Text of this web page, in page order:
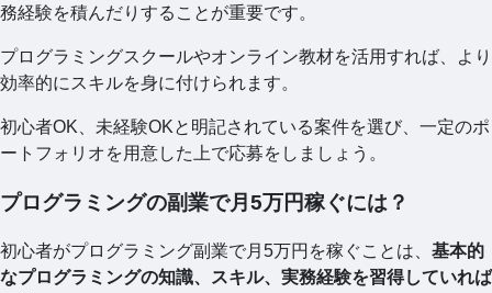
務経験を積んだりすることが重要です。
プログラミングスクールやオンライン教材を活用すれば、より
効率的にスキルを身に付けられます。
初心者OK、未経験OKと明記されている案件を選び、一定のポ
ートフォリオを用意した上で応募をしましょう。
プログラミングの副業で月5万円稼ぐには？
初心者がプログラミング副業で月5万円を稼ぐことは、 基本的
なプログラミングの知識、スキル、実務経験を習得していれば